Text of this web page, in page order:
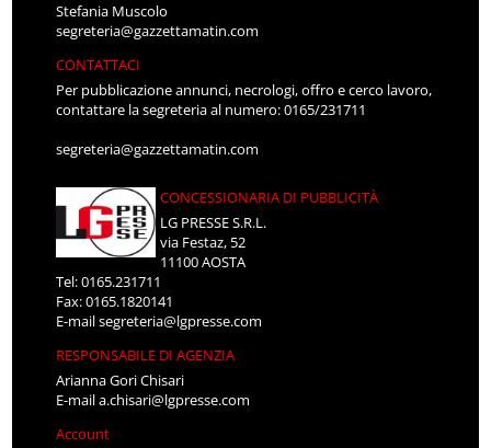
Stefania Muscolo
segreteria@gazzettamatin.com
CONTATTACI
Per pubblicazione annunci, necrologi, offro e cerco lavoro,
contattare la segreteria al numero: 0165/231711
segreteria@gazzettamatin.com
CONCESSIONARIA DI PUBBLICITÀ
LG PRESSE S.R.L.
via Festaz, 52
11100 AOSTA
Tel: 0165.231711
Fax: 0165.1820141
E-mailsegreteria@lgpresse.com
RESPONSABILE DI AGENZIA
Arianna Gori Chisari
E-maila.chisari@lgpresse.com
Account